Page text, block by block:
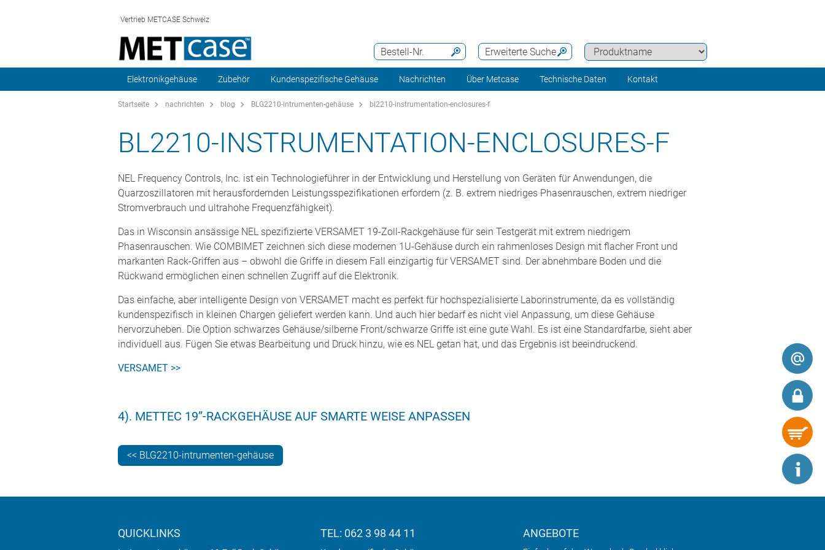
Vertrieb METCASE Schweiz
Erweiterte Suche
Bestell-Nr.
Elektronikgehäuse Zubehör Kundenspezifische Gehäuse Nachrichten Über Metcase Technische Daten Kontakt
Startseite nachrichten blog BLG2210-intrumenten-gehäuse bl2210-instrumentation-enclosures-f
BL2210-INSTRUMENTATION-ENCLOSURES-F
NEL Frequency Controls, Inc. ist ein Technologieführer in der Entwicklung und Herstellung von Geräten für Anwendungen, die
Quarzoszillatoren mit herausfordernden Leistungsspezifikationen erfordern (z. B. extrem niedriges Phasenrauschen, extrem niedriger
Stromverbrauch und ultrahohe Frequenzfähigkeit).
Das in Wisconsin ansässige NEL spezifizierte VERSAMET 19-Zoll-Rackgehäuse für sein Testgerät mit extrem niedrigem
Phasenrauschen. Wie COMBIMET zeichnen sich diese modernen 1U-Gehäuse durch ein rahmenloses Design mit flacher Front und
markanten Rack-Griffen aus – obwohl die Griffe in diesem Fall einzigartig für VERSAMET sind. Der abnehmbare Boden und die
Rückwand ermöglichen einen schnellen Zugriff auf die Elektronik.
Das einfache, aber intelligente Design von VERSAMET macht es perfekt für hochspezialisierte Laborinstrumente, da es vollständig
kundenspezifisch in kleinen Chargen geliefert werden kann. Und auch hier bedarf es nicht viel Anpassung, um diese Gehäuse
hervorzuheben. Die Option schwarzes Gehäuse/silberne Front/schwarze Griffe ist eine gute Wahl. Es ist eine Standardfarbe, sieht aber
individuell aus. Fügen Sie etwas Bearbeitung und Druck hinzu, wie es NEL getan hat, und das Ergebnis ist beeindruckend.
VERSAMET >>
4). METTEC 19”-RACKGEHÄUSE AUF SMARTE WEISE ANPASSEN
<< BLG2210-intrumenten-gehäuse
QUICKLINKS TEL: 062 3 98 44 11 ANGEBOTE